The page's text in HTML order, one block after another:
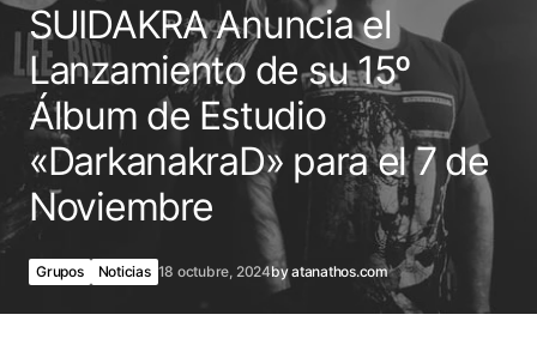
SUIDAKRA Anuncia el
Lanzamiento de su 15º
Álbum de Estudio
«DarkanakraD» para el 7 de
Noviembre
Grupos Noticias 18 octubre, 2024byatanathos.com